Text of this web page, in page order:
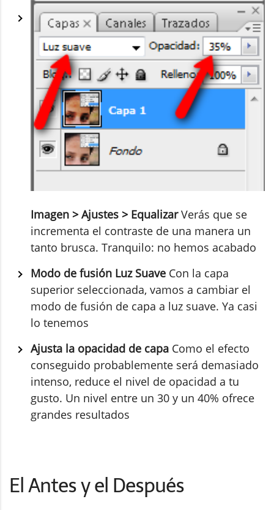
Imagen > Ajustes > EqualizarVerás que se
incrementa el contraste de una manera un
tanto brusca. Tranquilo: no hemos acabado
Modo de fusión Luz Suave Con la capa
superior seleccionada, vamos a cambiar el
modo de fusión de capa a luz suave. Ya casi
lo tenemos
Ajusta la opacidad de capa Como el efecto
conseguido probablemente será demasiado
intenso, reduce el nivel de opacidad a tu
gusto. Un nivel entre un 30 y un 40% ofrece
grandes resultados
El Antes y el Después